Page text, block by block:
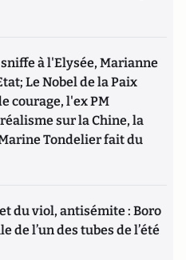
à l'Elysée, Marianne
Le Nobel de la Paix
courage, l'ex PM
sur la Chine, la
Tondelier fait du
du viol, antisémite : Boro
de l’un des tubes de l’été